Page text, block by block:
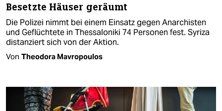
Besetzte Häuser geräumt
Die Polizei nimmt bei einem Einsatz gegen Anarchisten
und Geflüchtete in Thessaloniki 74 Personen fest. Syriza
distanziert sich von der Aktion.
Von Theodora Mavropoulos